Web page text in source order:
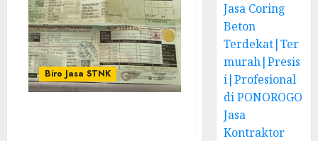
Biro Jasa STNK
Jasa Coring
Beton
Terdekat|Ter
murah|Presis
i|Profesional
di PONOROGO
Jasa
Kontraktor